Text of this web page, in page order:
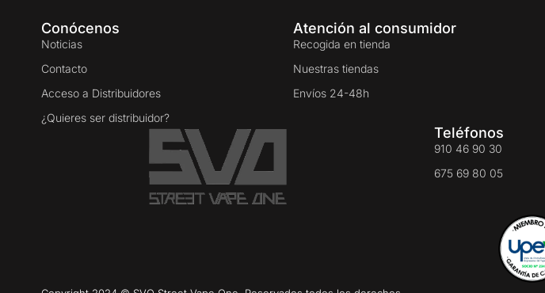
Conócenos
Noticias
Contacto
Acceso a Distribuidores
¿Quieres ser distribuidor?
Atención al consumidor
Recogida en tienda
Nuestras tiendas
Envíos 24-48h
Teléfonos
910 46 90 30
675 69 80 05